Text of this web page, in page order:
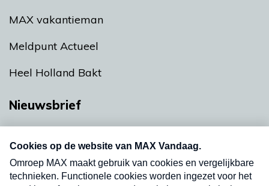
MAX vakantieman
Meldpunt Actueel
Heel Holland Bakt
Nieuwsbrief
nieuwsbrief. Elke vrijdag- en dinsdagochtend in
uw mailbox.